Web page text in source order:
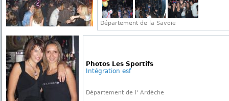
Département de la Savoie
Photos Les Sportifs
Intégration esf
Département de l' Ardèche